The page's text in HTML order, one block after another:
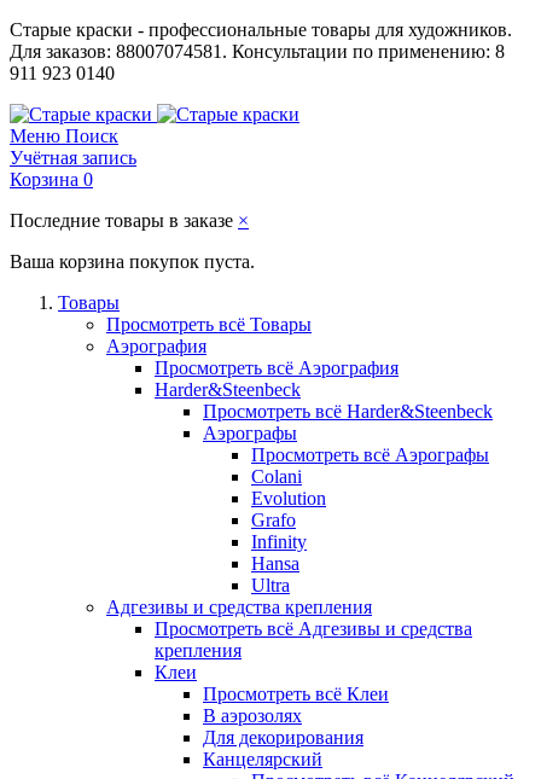
Старые краски - профессиональные товары для художников.
Для заказов: 88007074581. Консультации по применению: 8
911 923 0140
Меню Поиск
Учётная запись
Корзина 0
Последние товары в заказе ×
Ваша корзина покупок пуста.
Товары
Просмотреть всё Товары
Аэрография
Просмотреть всё Аэрография
Harder&Steenbeck
Просмотреть всё Harder&Steenbeck
Аэрографы
Просмотреть всё Аэрографы
Colani
Evolution
Grafo
Infinity
Hansa
Ultra
Адгезивы и средства крепления
Просмотреть всё Адгезивы и средства
крепления
Клеи
Просмотреть всё Клеи
В аэрозолях
Для декорирования
Канцелярский